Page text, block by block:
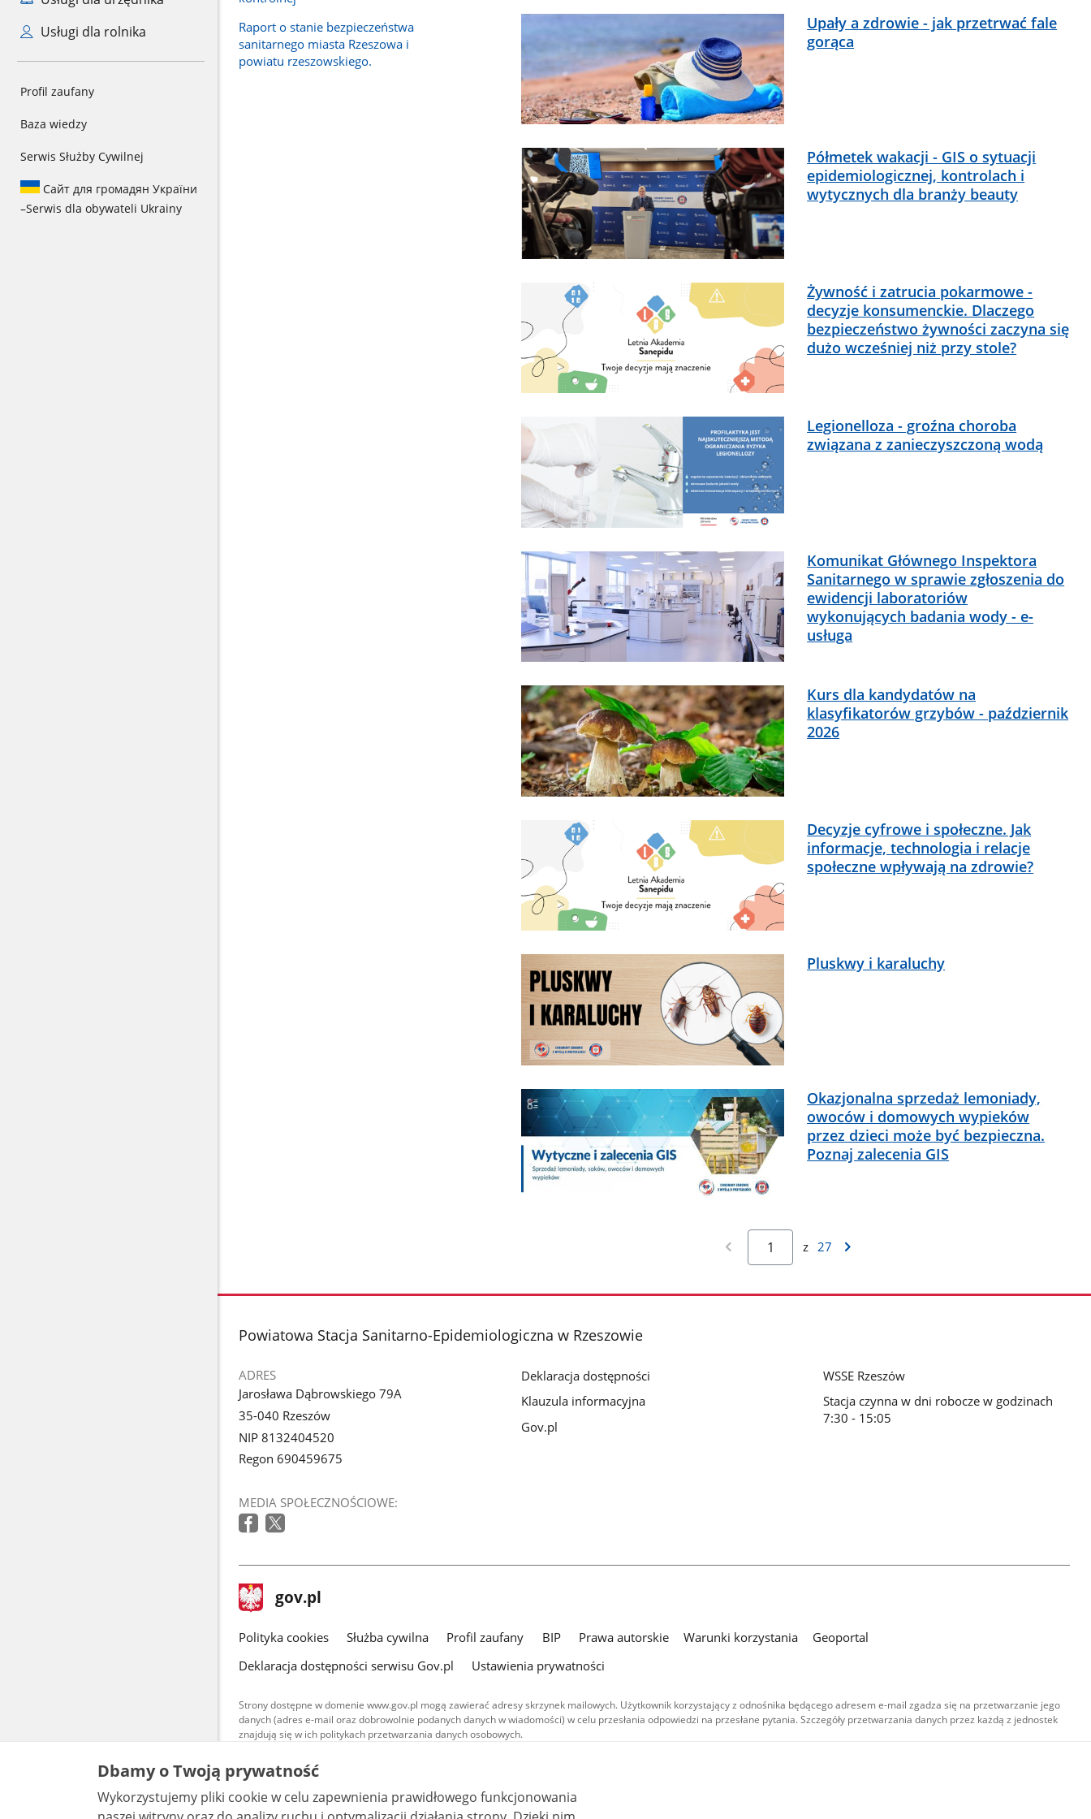
Usługi dla rolnika
Profil zaufany
Baza wiedzy
Serwis Służby Cywilnej
Сайт для громадян України
–Serwis dla obywateli Ukrainy
Raport o stanie bezpieczeństwa
sanitarnego miasta Rzeszowa i
powiatu rzeszowskiego.
Upały a zdrowie - jak przetrwać fale
gorąca
Półmetek wakacji - GIS o sytuacji
epidemiologicznej, kontrolach i
wytycznych dla branży beauty
Żywność i zatrucia pokarmowe -
decyzje konsumenckie. Dlaczego
bezpieczeństwo żywności zaczyna się
dużo wcześniej niż przy stole?
Legionelloza - groźna choroba
związana z zanieczyszczoną wodą
Komunikat Głównego Inspektora
Sanitarnego w sprawie zgłoszenia do
ewidencji laboratoriów
wykonujących badania wody - e-
usługa
Kurs dla kandydatów na
klasyfikatorów grzybów - październik
2026
Decyzje cyfrowe i społeczne. Jak
informacje, technologia i relacje
społeczne wpływają na zdrowie?
Pluskwy i karaluchy
Okazjonalna sprzedaż lemoniady,
owoców i domowych wypieków
przez dzieci może być bezpieczna.
Poznaj zalecenia GIS
z 27
stopka
Powiatowa Stacja Sanitarno-Epidemiologiczna w Rzeszowie
ADRES
Jarosława Dąbrowskiego 79A
35-040 Rzeszów
NIP 8132404520
Regon 690459675
MEDIA SPOŁECZNOŚCIOWE:
Deklaracja dostępności
Klauzula informacyjna
Gov.pl
WSSE Rzeszów
Stacja czynna w dni robocze w godzinach
7:30 - 15:05
stopka
gov.pl Strona
gov.pl
gov.pl
Polityka cookies Służba cywilna Profil zaufany BIP Prawa autorskie Warunki korzystania
Geoportal
Deklaracja dostępności serwisu Gov.pl
Ustawienia prywatności
Strony dostępne w domenie www.gov.pl mogą zawierać adresy skrzynek mailowych. Użytkownik korzystający z odnośnika będącego adresem e-mail zgadza się na przetwarzanie jego
danych (adres e-mail oraz dobrowolnie podanych danych w wiadomości) w celu przesłania odpowiedzi na przesłane pytania. Szczegóły przetwarzania danych przez każdą z jednostek
znajdują się w ich politykach przetwarzania danych osobowych.
Treści tekstowe publikowane w serwisie (z wyłączeniem treści audiowizualnych), są
udostępniane na licencji typu Creative Commons: uznanie autorstwa - na tych samych
warunkach 4.0 (CC BY-SA 4.0). Materiały audiowizualne, w tym zdjęcia, materiały audio i wideo,
są udostępniane na licencji typu Creative Commons: uznanie autorstwa użycie niekomercyjne -
bez utworów zależnych 4.0 (CC BY-NC-ND 4.0), o ile nie jest to stwierdzone inaczej.
Dbamy o Twoją prywatność
Wykorzystujemy pliki cookie w celu zapewnienia prawidłowego funkcjonowania